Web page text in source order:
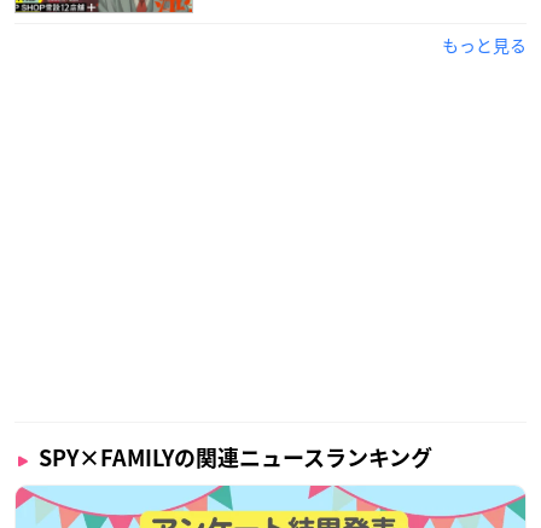
もっと見る
SPY×FAMILYの関連ニュースランキング